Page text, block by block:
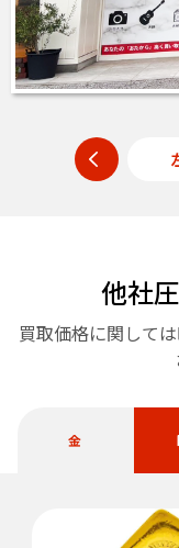
他社
買取価格に関して
金